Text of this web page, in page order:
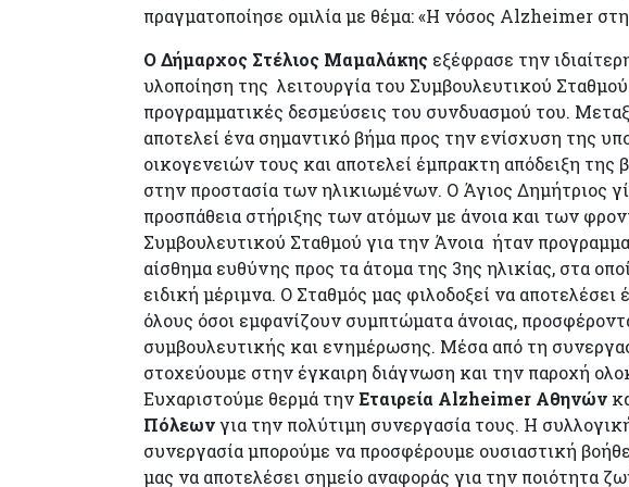
πραγματοποίησε ομιλία με θέμα: «Η νόσος Alzheimer
Ο Δήμαρχος Στέλιος Μαμαλάκης εξέφρασε την
υλοποίηση της λειτουργία του Συμβουλευτικού
προγραμματικές δεσμεύσεις του συνδυασμού του.
αποτελεί ένα σημαντικό βήμα προς την ενίσχυση της
οικογενειών τους και αποτελεί έμπρακτη απόδειξη
στην προστασία των ηλικιωμένων. Ο Άγιος Δημήτριος
προσπάθεια στήριξης των ατόμων με άνοια και των
Συμβουλευτικού Σταθμού για την Άνοια ήταν
αίσθημα ευθύνης προς τα άτομα της 3ης ηλικίας, στα
ειδική μέριμνα. Ο Σταθμός μας φιλοδοξεί να
όλους όσοι εμφανίζουν συμπτώματα άνοιας,
συμβουλευτικής και ενημέρωσης. Μέσα από τη
στοχεύουμε στην έγκαιρη διάγνωση και την παροχή
Ευχαριστούμε θερμά τηνΕταιρεία Alzheimer Αθηνών
Πόλεωνγια την πολύτιμη συνεργασία τους. Η
συνεργασία μπορούμε να προσφέρουμε ουσιαστική
μας να αποτελέσει σημείο αναφοράς για την ποιότητα